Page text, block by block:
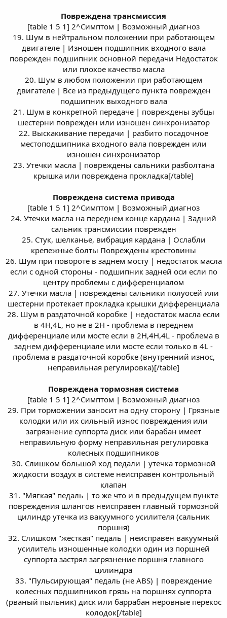
Повреждена трансмиссия
[table 1 5 1] 2^Симптом | Возможный диагноз
19. Шум в нейтральном положении при работающем
двигателе | Изношен подшипник входного вала
поврежден подшипник основной передачи Недостаток
или плохое качество масла
20. Шум в любом положении при работающем
двигателе | Все из предыдущего пункта поврежден
подшипник выходного вала
21. Шум в конкретной передаче | повреждены зубцы
шестерни поврежден или изношен синхронизатор
22. Выскакивание передачи | разбито посадочное
местоподшипника входного вала поврежден или
изношен синхронизатор
23. Утечки масла | повреждены сальники разболтана
крышка или повреждена прокладка[/table]
Повреждена система привода
[table 1 5 1] 2^Симптом | Возможный диагноз
24. Утечки масла на переднем конце кардана | Задний
сальник трансмиссии поврежден
25. Стук, шелканье, вибрация кардана | Ослабли
крепежные болты Повреждены крестовины
26. Шум при повороте в заднем мосту | недостаток масла
если с одной стороны - подшипник задней оси если по
центру проблемы с дифференциалом
27. Утечки масла | повреждены сальники полуосей или
шестерни протекает прокладка крышки дифференциала
28. Шум в раздаточной коробке | недостаток масла если
в 4H,4L, но не в 2H - проблема в переднем
дифференциале или мосте если в 2H,4H,4L - проблема в
заднем дифференциале или мосте если только в 4L -
проблема в раздаточной коробке (внутренний износ,
неправильная регулировка)[/table]
Повреждена тормозная система
[table 1 5 1] 2^Симптом | Возможный диагноз
29. При торможении заносит на одну сторону | Грязные
колодки или их сильный износ повреждения или
загрязнение суппорта диск или барабан имеет
неправильную форму неправильная регулировка
колесных подшипников
30. Слишком большой ход педали | утечка тормозной
жидкости воздух в системе неисправен контрольный
клапан
31. "Мягкая" педаль | то же что и в предыдущем пункте
повреждения шлангов неисправен главный тормозной
цилиндр утечка из вакуумного усилителя (сальник
поршня)
32. Слишком "жесткая" педаль | неисправен вакуумный
усилитель изношенные колодки один из поршней
суппорта застрял загрязнение поршня главного
цилиндра
33. "Пульсирующая" педаль (не ABS) | повреждение
колесных подшипников грязь на поршнях суппорта
(рваный пыльник) диск или баррабан неровные перекос
колодок[/table]